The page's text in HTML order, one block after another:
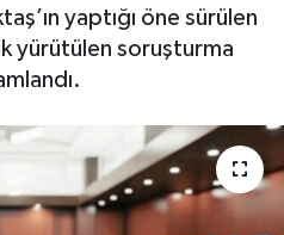
yaptığı öne sürülen
yürütülen soruşturma